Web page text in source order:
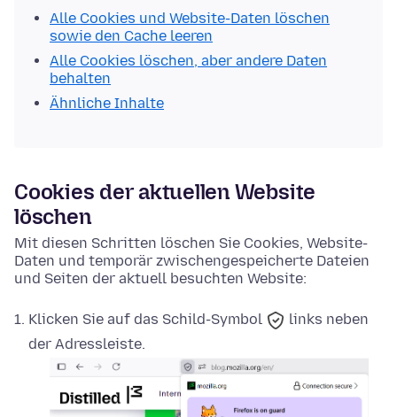
Alle Cookies und Website-Daten löschen
sowie den Cache leeren
Alle Cookies löschen, aber andere Daten
behalten
Ähnliche Inhalte
Cookies der aktuellen Website
löschen
Mit diesen Schritten löschen Sie Cookies, Website-
Daten und temporär zwischengespeicherte Dateien
und Seiten der aktuell besuchten Website:
Klicken Sie auf das Schild-Symbol
links neben
der Adressleiste.